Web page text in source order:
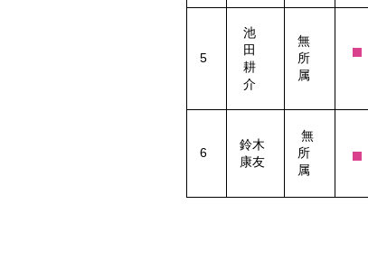
5
池
田
耕
介
無
所
属
6
鈴木
康友
無
所
属